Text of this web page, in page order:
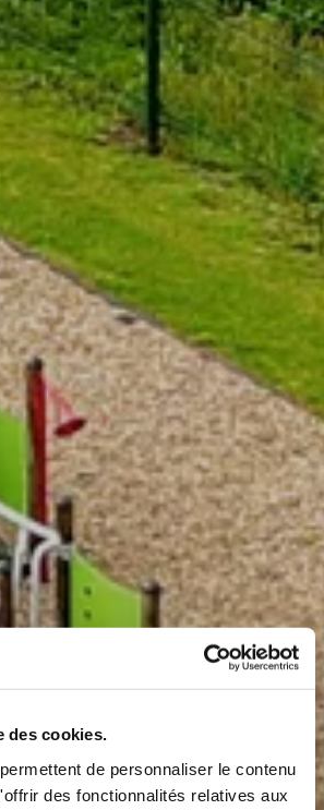
des cookies.
de personnaliser le contenu
des fonctionnalités relatives aux